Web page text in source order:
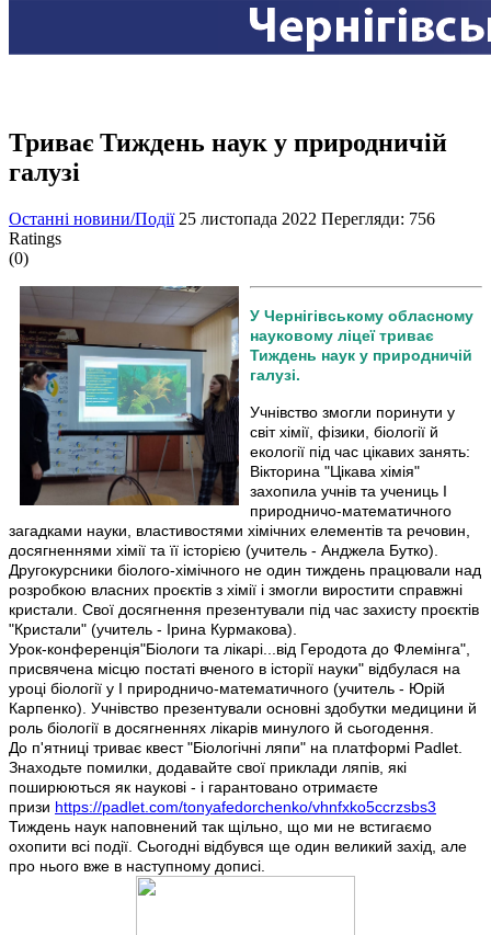
Триває Тиждень наук у природничій
галузі
Останні новини/Події 25 листопада 2022 Перегляди: 756
Ratings
(0)
У Чернігівському обласному
науковому ліцеї триває
Тиждень наук у природничій
галузі.
Учнівство змогли поринути у
світ хімії, фізики, біології й
екології під час цікавих занять:
Вікторина "Цікава хімія"
захопила учнів та учениць І
природничо-математичного
загадками науки, властивостями хімічних елементів та речовин,
досягненнями хімії та її історією (учитель - Анджела Бутко).
Другокурсники біолого-хімічного не один тиждень працювали над
розробкою власних проєктів з хімії і змогли виростити справжні
кристали. Свої досягнення презентували під час захисту проєктів
"Кристали" (учитель - Ірина Курмакова).
Урок-конференція"Біологи та лікарі...від Геродота до Флемінга",
присвячена місцю постаті вченого в історії науки" відбулася на
уроці біології у І природничо-математичного (учитель - Юрій
Карпенко). Учнівство презентували основні здобутки медицини й
роль біології в досягненнях лікарів минулого й сьогодення.
До п'ятниці триває квест "Біологічні ляпи" на платформі Padlet.
Знаходьте помилки, додавайте свої приклади ляпів, які
поширюються як наукові - і гарантовано отримаєте
призи https://padlet.com/tonyafedorchenko/vhnfxko5ccrzsbs3
Тиждень наук наповнений так щільно, що ми не встигаємо
охопити всі події. Сьогодні відбувся ще один великий захід, але
про нього вже в наступному дописі.